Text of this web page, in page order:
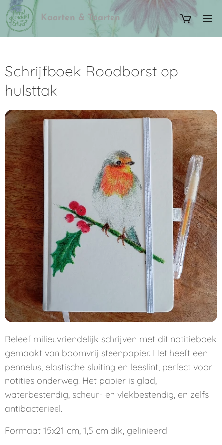
Kaarten & Taarten
Schrijfboek Roodborst op
hulsttak
Beleef milieuvriendelijk schrijven met dit notitieboek
gemaakt van boomvrij steenpapier. Het heeft een
pennelus, elastische sluiting en leeslint, perfect voor
notities onderweg. Het papier is glad,
waterbestendig, scheur- en vlekbestendig, en zelfs
antibacterieel.
Formaat 15x21 cm, 1,5 cm dik, gelinieerd